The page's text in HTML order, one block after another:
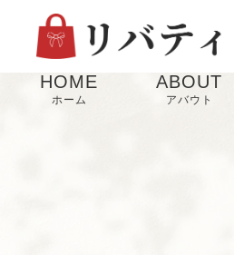
HOME
ホーム
ABOUT
アバウト